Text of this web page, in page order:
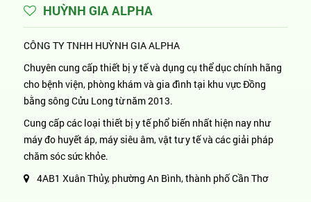
HUỲNH GIA ALPHA
CÔNG TY TNHH HUỲNH GIA ALPHA
Chuyên cung cấp thiết bị y tế và dụng cụ thể dục chính hãng
cho bệnh viện, phòng khám và gia đình tại khu vực Đồng
bằng sông Cửu Long từ năm 2013.
Cung cấp các loại thiết bị y tế phổ biến nhất hiện nay như
máy đo huyết áp, máy siêu âm, vật tư y tế và các giải pháp
chăm sóc sức khỏe.
4AB1 Xuân Thủy, phường An Bình, thành phố Cần Thơ